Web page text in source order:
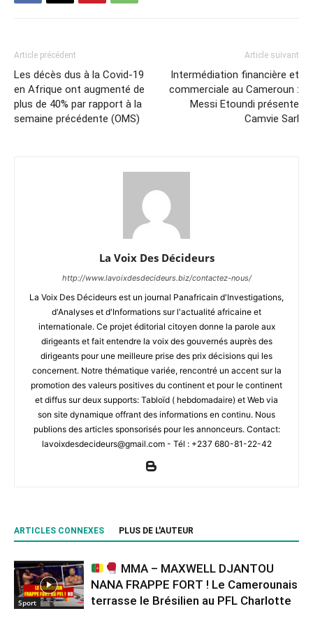
Article précédent
Les décès dus à la Covid-19
en Afrique ont augmenté de
plus de 40% par rapport à la
semaine précédente (OMS)
Article suivant
Intermédiation financière et
commerciale au Cameroun :
Messi Etoundi présente
Camvie Sarl
La Voix Des Décideurs
http://www.lavoixdesdecideurs.biz/contactez-nous/
La Voix Des Décideurs est un journal Panafricain d'Investigations,
d'Analyses et d'Informations sur l'actualité africaine et
internationale. Ce projet éditorial citoyen donne la parole aux
dirigeants et fait entendre la voix des gouvernés auprès des
dirigeants pour une meilleure prise des prix décisions qui les
concernent. Notre thématique variée, rencontré un accent sur la
promotion des valeurs positives du continent et pour le continent
et diffus sur deux supports: Tabloïd ( hebdomadaire) et Web via
son site dynamique offrant des informations en continu. Nous
publions des articles sponsorisés pour les annonceurs. Contact:
lavoixdesdecideurs@gmail.com - Tél : +237 680-81-22-42
ARTICLES CONNEXES PLUS DE L'AUTEUR
Sport
MMA – MAXWELL DJANTOU
NANA FRAPPE FORT ! Le Camerounais
terrasse le Brésilien au PFL Charlotte